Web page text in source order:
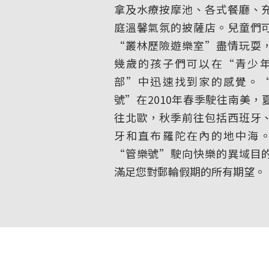
拿及水療按摩池、各式餐廳、
庭溫馨氣氛的披薩店。兒童們
“叢林歷險遊樂室”盡情玩耍
幾歲的孩子們可以在“青少
部”中迅速找到家的感覺。
號”在2010年春季駛往南美，
往北歐，秋季前往包括西班牙
牙和直布羅陀在內的地中海
“管樂號”駛向快樂的異域目
滿足您對郵輪假期的所有期望。